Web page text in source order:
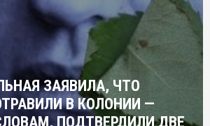
ЗАЯВИЛА, ЧТО
В КОЛОНИИ —
ПОДТВЕРДИЛИ ДВЕ